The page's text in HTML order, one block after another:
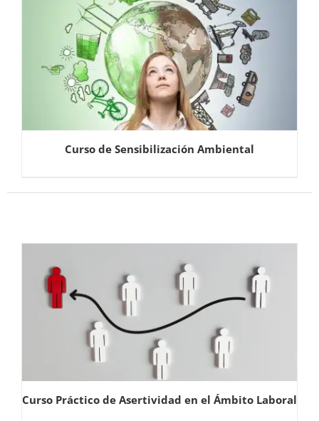
Curso de Sensibilización Ambiental
Curso Práctico de Asertividad en el Ámbito Laboral